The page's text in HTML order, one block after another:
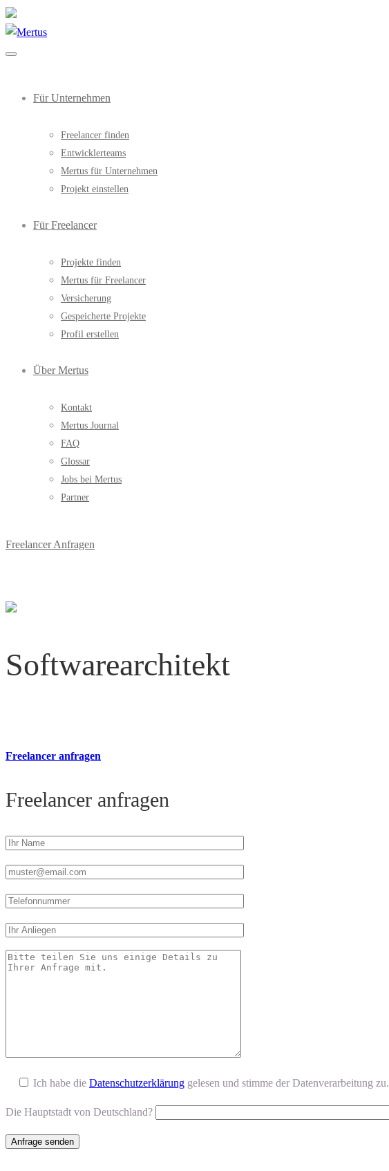
Für Unternehmen
Freelancer finden
Entwicklerteams
Mertus für Unternehmen
Projekt einstellen
Für Freelancer
Projekte finden
Mertus für Freelancer
Versicherung
Gespeicherte Projekte
Profil erstellen
Über Mertus
Kontakt
Mertus Journal
FAQ
Glossar
Jobs bei Mertus
Partner
Freelancer Anfragen
Softwarearchitekt
Freelancer anfragen
Freelancer anfragen
Ich habe die Datenschutzerklärung gelesen und stimme der Datenverarbeitung zu.
Die Hauptstadt von Deutschland?